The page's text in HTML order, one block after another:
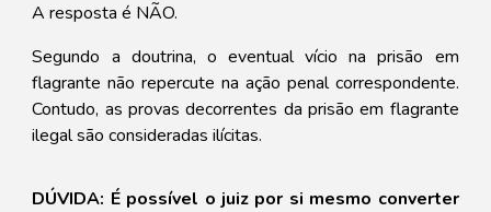
A resposta é NÃO.
Segundo a doutrina, o eventual vício na prisão em
flagrante não repercute na ação penal correspondente.
Contudo, as provas decorrentes da prisão em flagrante
ilegal são consideradas ilícitas.
DÚVIDA: É possível o juiz por si mesmo converter